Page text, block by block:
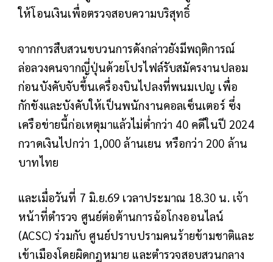
ให้โอนเงินเพื่อตรวจสอบความบริสุทธิ์
จากการสืบสวนขบวนการดังกล่าวยังมีพฤติการณ์
ล่อลวงคนจากญี่ปุ่นด้วยโปรไฟล์รับสมัครงานปลอม
ก่อนบังคับจับขึ้นเครื่องบินไปลงที่พนมเปญ เพื่อ
กักขังและบังคับให้เป็นพนักงานคอลเซ็นเตอร์ ซึ่ง
เครือข่ายนี้ก่อเหตุมาแล้วไม่ต่ำกว่า 40 คดีในปี 2024
กวาดเงินไปกว่า 1,000 ล้านเยน หรือกว่า 200 ล้าน
บาทไทย
และเมื่อวันที่ 7 มิ.ย.69 เวลาประมาณ 18.30 น. เจ้า
หน้าที่ตำรวจ ศูนย์ต่อต้านการฉ้อโกงออนไลน์
(ACSC) ร่วมกับ ศูนย์ปราบปรามคนร้ายข้ามชาติและ
เข้าเมืองโดยผิดกฎหมาย และตำรวจสอบสวนกลาง